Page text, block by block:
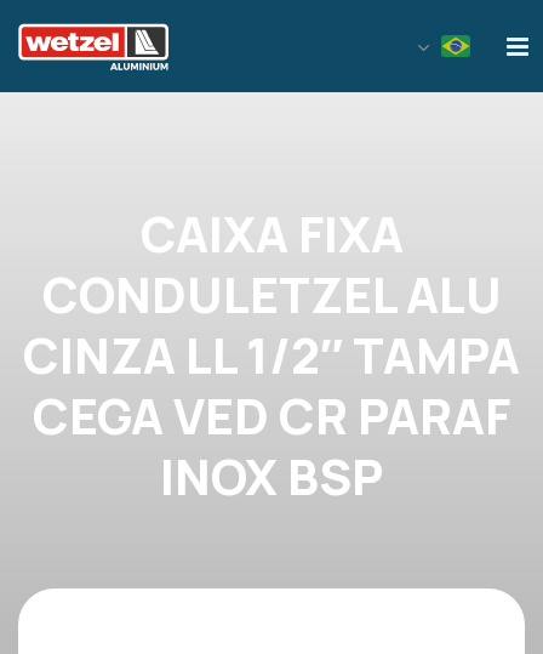
CAIXA FIXA
CONDULETZEL ALU
CINZA LL 1/2″ TAMPA
CEGA VED CR PARAF
INOX BSP